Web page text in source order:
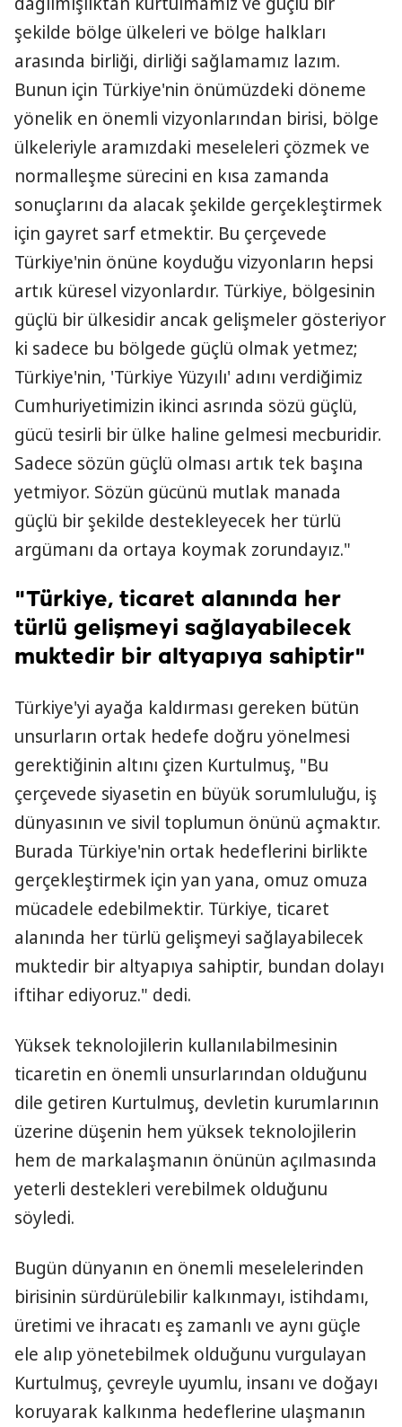
şekilde bölge ülkeleri ve bölge halkları
arasında birliği, dirliği sağlamamız lazım.
Bunun için Türkiye'nin önümüzdeki döneme
yönelik en önemli vizyonlarından birisi, bölge
ülkeleriyle aramızdaki meseleleri çözmek ve
normalleşme sürecini en kısa zamanda
sonuçlarını da alacak şekilde gerçekleştirmek
için gayret sarf etmektir. Bu çerçevede
Türkiye'nin önüne koyduğu vizyonların hepsi
artık küresel vizyonlardır. Türkiye, bölgesinin
güçlü bir ülkesidir ancak gelişmeler gösteriyor
ki sadece bu bölgede güçlü olmak yetmez;
Türkiye'nin, 'Türkiye Yüzyılı' adını verdiğimiz
Cumhuriyetimizin ikinci asrında sözü güçlü,
gücü tesirli bir ülke haline gelmesi mecburidir.
Sadece sözün güçlü olması artık tek başına
yetmiyor. Sözün gücünü mutlak manada
güçlü bir şekilde destekleyecek her türlü
argümanı da ortaya koymak zorundayız."
"Türkiye, ticaret alanında her
türlü gelişmeyi sağlayabilecek
muktedir bir altyapıya sahiptir"
Türkiye'yi ayağa kaldırması gereken bütün
unsurların ortak hedefe doğru yönelmesi
gerektiğinin altını çizen Kurtulmuş, "Bu
çerçevede siyasetin en büyük sorumluluğu, iş
dünyasının ve sivil toplumun önünü açmaktır.
Burada Türkiye'nin ortak hedeflerini birlikte
gerçekleştirmek için yan yana, omuz omuza
mücadele edebilmektir. Türkiye, ticaret
alanında her türlü gelişmeyi sağlayabilecek
muktedir bir altyapıya sahiptir, bundan dolayı
iftihar ediyoruz." dedi.
Yüksek teknolojilerin kullanılabilmesinin
ticaretin en önemli unsurlarından olduğunu
dile getiren Kurtulmuş, devletin kurumlarının
üzerine düşenin hem yüksek teknolojilerin
hem de markalaşmanın önünün açılmasında
yeterli destekleri verebilmek olduğunu
söyledi.
Bugün dünyanın en önemli meselelerinden
birisinin sürdürülebilir kalkınmayı, istihdamı,
üretimi ve ihracatı eş zamanlı ve aynı güçle
ele alıp yönetebilmek olduğunu vurgulayan
Kurtulmuş, çevreyle uyumlu, insanı ve doğayı
koruyarak kalkınma hedeflerine ulaşmanın